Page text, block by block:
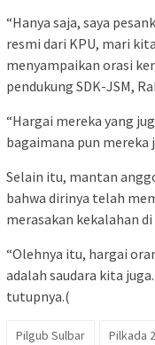
“Hanya saja, saya
resmi dari KPU, mari
menyampaikan orasi
pendukung SDK-JSM,
“Hargai mereka yang
bagaimana pun mereka
Selain itu, mantan
bahwa dirinya telah
merasakan kekalahan di
“Olehnya itu, hargai
adalah saudara kita
tutupnya.(
Pilgub Sulbar Pilkada